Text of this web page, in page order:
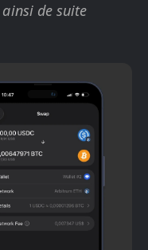
ainsi de suite